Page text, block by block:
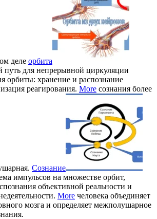
деле орбита
путь для непрерывной циркуляции
орбиты: хранение и распознание
реагирования. More сознания более
Сознание
импульсов на множестве орбит,
объективной реальности и
More человека объединяет
мозга и определяет межполушарное